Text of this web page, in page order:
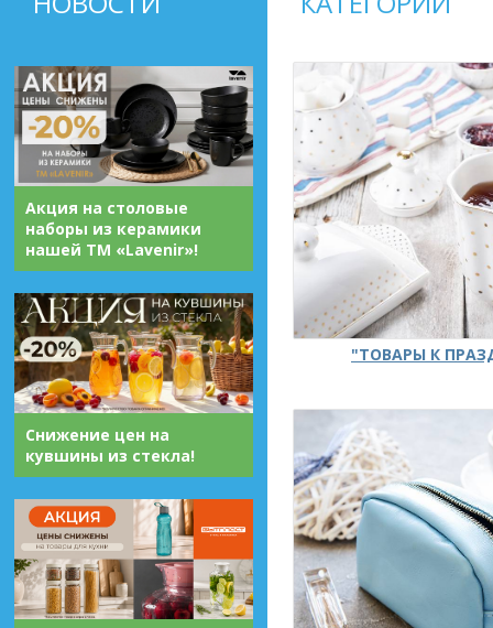
Акция на столовые
наборы из керамики
нашей ТМ «Lavenir»!
Снижение цен на
кувшины из стекла!
"ТОВАРЫ К